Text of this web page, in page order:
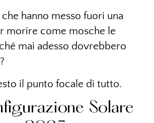
hanno messo fuori una
morire come mosche le
mai adesso dovrebbero
il punto focale di tutto.
Solare